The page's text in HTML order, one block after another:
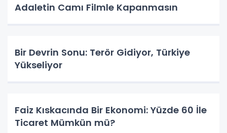
Adaletin Camı Filmle Kapanmasın
Bir Devrin Sonu: Terör Gidiyor, Türkiye
Yükseliyor
Faiz Kıskacında Bir Ekonomi: Yüzde 60 İle
Ticaret Mümkün mü?